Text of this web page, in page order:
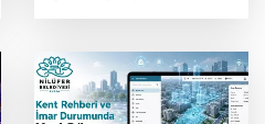
sertifikalarını aldı